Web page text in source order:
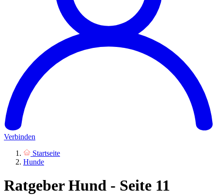
Verbinden
Startseite
Hunde
Ratgeber Hund - Seite 11